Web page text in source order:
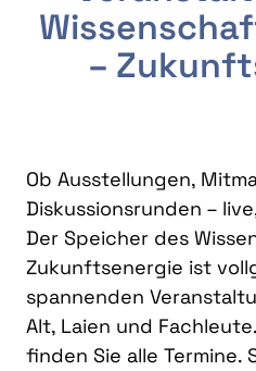
–
Ob Ausstellungen,
Diskussionsrunden –
Der Speicher des
Zukunftsenergie ist
spannenden
Alt, Laien und
finden Sie alle Termine.